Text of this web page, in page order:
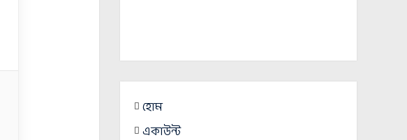
হোম
একাউন্ট